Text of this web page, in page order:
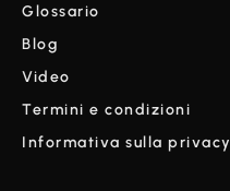
Glossario
Blog
Video
Termini e condizioni
Informativa sulla privacy